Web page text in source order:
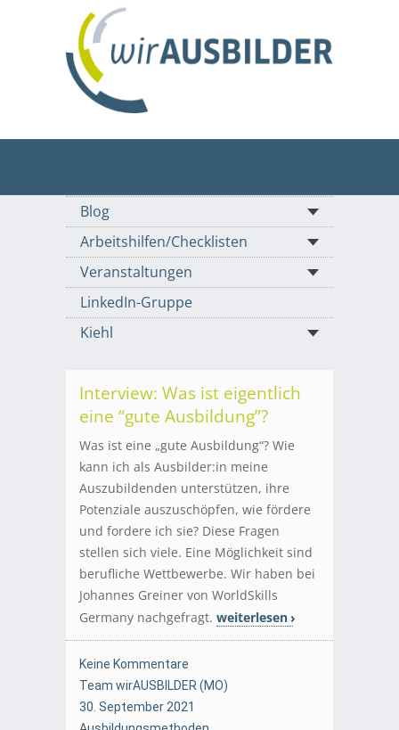
Blog
Arbeitshilfen/Checklisten
Veranstaltungen
LinkedIn-Gruppe
Kiehl
Interview: Was ist eigentlich
eine “gute Ausbildung”?
Was ist eine „gute Ausbildung“? Wie
kann ich als Ausbilder:in meine
Auszubildenden unterstützen, ihre
Potenziale auszuschöpfen, wie fördere
und fordere ich sie? Diese Fragen
stellen sich viele. Eine Möglichkeit sind
berufliche Wettbewerbe. Wir haben bei
Johannes Greiner von WorldSkills
Germany nachgefragt. weiterlesen
Keine Kommentare
Team wirAUSBILDER (MO)
30. September 2021